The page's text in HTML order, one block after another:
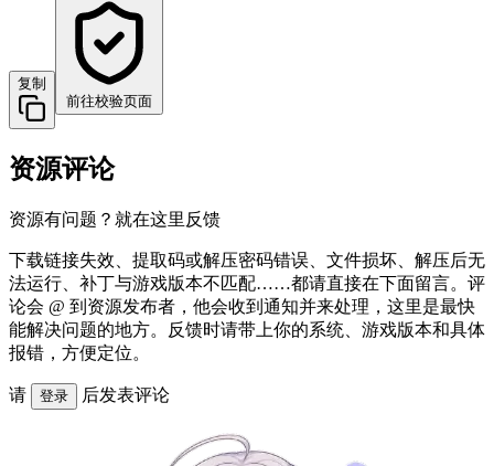
复制
前往校验页面
资源评论
资源有问题？就在这里反馈
下载链接失效、提取码或解压密码错误、文件损坏、解压后无
法运行、补丁与游戏版本不匹配……都请直接在下面留言。评
论会 @ 到资源发布者，他会收到通知并来处理，这里是最快
能解决问题的地方。反馈时请带上你的系统、游戏版本和具体
报错，方便定位。
请 登录 后发表评论